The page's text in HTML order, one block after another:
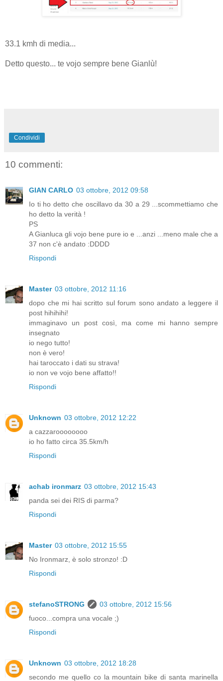
33.1 kmh di media...
Detto questo... te vojo sempre bene Gianlù!
Condividi
10 commenti:
GIAN CARLO 03 ottobre, 2012 09:58
Io ti ho detto che oscillavo da 30 a 29 ...scommettiamo che
ho detto la verità !
PS
A Gianluca gli vojo bene pure io e ...anzi ...meno male che a
37 non c'è andato :DDDD
Rispondi
Master 03 ottobre, 2012 11:16
dopo che mi hai scritto sul forum sono andato a leggere il
post hihihihi!
immaginavo un post così, ma come mi hanno sempre
insegnato
io nego tutto!
non è vero!
hai taroccato i dati su strava!
io non ve vojo bene affatto!!
Rispondi
Unknown 03 ottobre, 2012 12:22
a cazzaroooooooo
io ho fatto circa 35.5km/h
Rispondi
achab ironmarz 03 ottobre, 2012 15:43
panda sei dei RIS di parma?
Rispondi
Master 03 ottobre, 2012 15:55
No Ironmarz, è solo stronzo! :D
Rispondi
stefanoSTRONG
03 ottobre, 2012 15:56
fuoco...compra una vocale ;)
Rispondi
Unknown 03 ottobre, 2012 18:28
secondo me quello co la mountain bike di santa marinella